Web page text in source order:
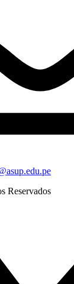
Reservados